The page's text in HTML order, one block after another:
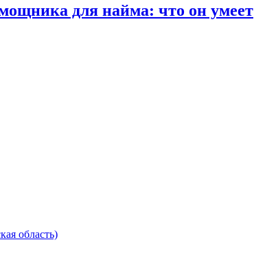
для найма: что он умеет
область)